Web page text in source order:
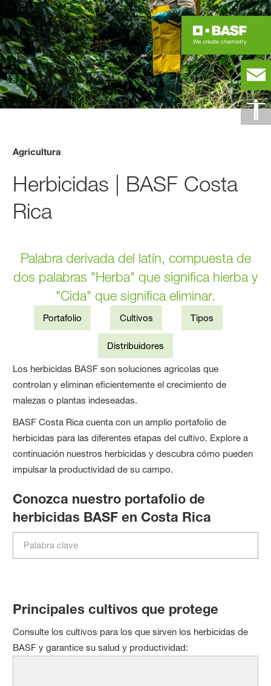
Agricultura
Herbicidas | BASF Costa
Rica
Palabra derivada del latín, compuesta de
dos palabras "Herba" que significa hierba y
"Cida" que significa eliminar.
Portafolio Cultivos Tipos
Distribuidores
Los herbicidas BASF son soluciones agrícolas que
controlan y eliminan eficientemente el crecimiento de
malezas o plantas indeseadas.
BASF Costa Rica cuenta con un amplio portafolio de
herbicidas para las diferentes etapas del cultivo. Explore a
continuación nuestros herbicidas y descubra cómo pueden
impulsar la productividad de su campo.
Conozca nuestro portafolio de
herbicidas BASF en Costa Rica
Principales cultivos que protege
Consulte los cultivos para los que sirven los herbicidas de
BASF y garantice su salud y productividad: